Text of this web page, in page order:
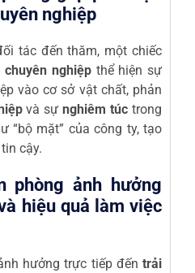
nghiệp
tác đến thăm, một chiếc
nghiệp thể hiện sự
vào cơ sở vật chất, phản
và sựnghiêm túc trong
“bộ mặt” của công ty, tạo
cậy.
phòng ảnh hưởng
hiệu quả làm việc
hưởng trực tiếp đến trải